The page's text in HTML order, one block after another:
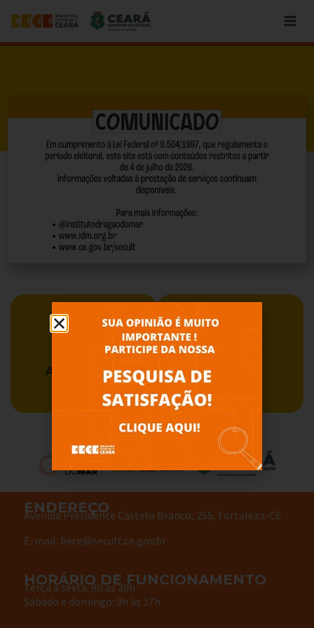
Acervo BECE Serviços
ENDEREÇO
Avenida Presidente Castelo Branco, 255, Fortaleza-CE
E-mail: bece@secult.ce.gov.br
HORÁRIO DE FUNCIONAMENTO
Terça à sexta: 9h às 20h
Sábado e domingo: 9h às 17h